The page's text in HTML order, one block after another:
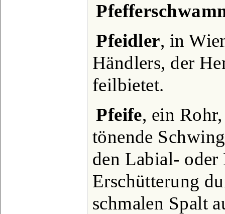
Pfeidler, in
Händlers, der
feilbietet.
Pfeife, ein
tönende
den Labial-
Erschütterung
schmalen Spalt